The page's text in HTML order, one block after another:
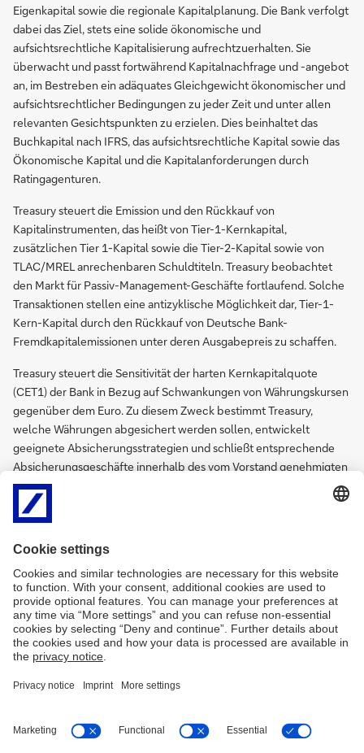
Eigenkapital sowie die regionale Kapitalplanung. Die Bank verfolgt
dabei das Ziel, stets eine solide ökonomische und
aufsichtsrechtliche Kapitalisierung aufrechtzuerhalten. Sie
überwacht und passt fortwährend Kapitalnachfrage und -angebot
an, im Bestreben ein adäquates Gleichgewicht ökonomischer und
aufsichtsrechtlicher Bedingungen zu jeder Zeit und unter allen
relevanten Gesichtspunkten zu erzielen. Dies beinhaltet das
Buchkapital nach IFRS, das aufsichtsrechtliche Kapital sowie das
Ökonomische Kapital und die Kapitalanforderungen durch
Ratingagenturen.
Treasury steuert die Emission und den Rückkauf von
Kapitalinstrumenten, das heißt von Tier-1-Kernkapital,
zusätzlichen Tier 1-Kapital sowie die Tier-2-Kapital sowie von
TLAC/MREL anrechenbaren Schuldtiteln. Treasury beobachtet
den Markt für Passiv-Management-Geschäfte fortlaufend. Solche
Transaktionen stellen eine antizyklische Möglichkeit dar, Tier-1-
Kern-Kapital durch den Rückkauf von Deutsche Bank-
Fremdkapitalemissionen unter deren Ausgabepreis zu schaffen.
Treasury steuert die Sensitivität der harten Kernkapitalquote
(CET1) der Bank in Bezug auf Schwankungen von Währungskursen
gegenüber dem Euro. Zu diesem Zweck bestimmt Treasury,
welche Währungen abgesichert werden sollen, entwickelt
geeignete Absicherungsstrategien und schließt entsprechende
Absicherungsgeschäfte innerhalb des vom Vorstand genehmigten
Risikoappetits ab. Dabei wird in ausländischen
Tochtergesellschaften und Niederlassungen investiertes Kapital in
Fremdwährung entweder vollständig, teilweise oder nicht gegen
Währungskursschwankungen abgesichert. Dabei berücksichtigt
die Treasury-Abteilung durch Wechselkursänderungen ausgelöste
Wertänderungseffekte auf Kapital, Kapitalabzugsposten und
risikogewichteten Aktiva in Fremdwährung sowie die verbundenen
Absicherungskosten und die Auswirkungen auf Risikoaktiva aus
Marktrisiken.
Rechtliche Hinweise
Datenschutz